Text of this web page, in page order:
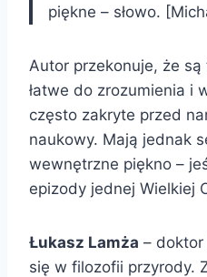
piękne – słowo.
Autor przekonuje, że
łatwe do zrozumienia i
często zakryte przed
naukowy. Mają jednak
wewnętrzne piękno –
epizody jednej Wielkiej
Łukasz Lamża –
się w filozofii przyrody.